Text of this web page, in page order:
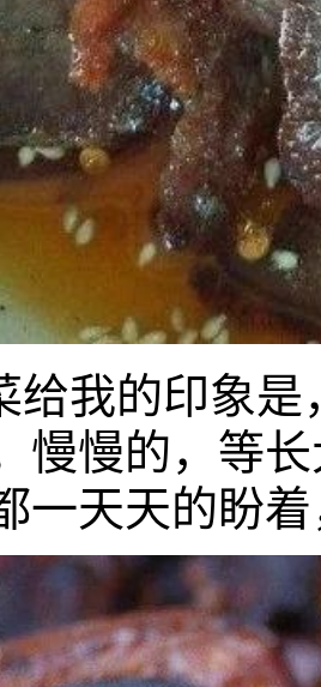
给我的印象
慢慢的，等
一天天的盼